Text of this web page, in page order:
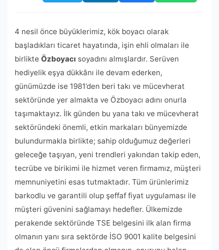
4 nesil önce büyüklerimiz, kök boyacı olarak
başladıkları ticaret hayatında, işin ehli olmaları ile
birlikte Özboyacı soyadını almışlardır. Serüven
hediyelik eşya dükkânı ile devam ederken,
günümüzde ise 1981’den beri takı ve mücevherat
sektöründe yer almakta ve Özboyacı adını onurla
taşımaktayız. İlk günden bu yana takı ve mücevherat
sektöründeki önemli, etkin markaları bünyemizde
bulundurmakla birlikte; sahip olduğumuz değerleri
geleceğe taşıyan, yeni trendleri yakından takip eden,
tecrübe ve birikimi ile hizmet veren firmamız, müşteri
memnuniyetini esas tutmaktadır. Tüm ürünlerimiz
barkodlu ve garantili olup şeffaf fiyat uygulaması ile
müşteri güvenini sağlamayı hedefler. Ülkemizde
perakende sektöründe TSE belgesini ilk alan firma
olmanın yanı sıra sektörde İSO 9001 kalite belgesini